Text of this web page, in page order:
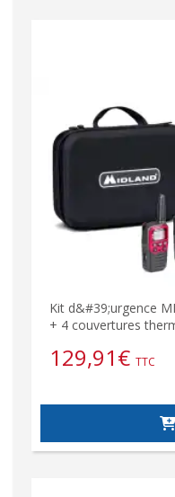
Kit d&#39;urgence
+ 4 couvertures
129,91€ TTC